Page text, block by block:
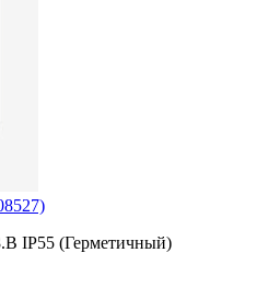
IP55 (Герметичный)